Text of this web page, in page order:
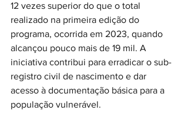
12 vezes superior do que o total
realizado na primeira edição do
programa, ocorrida em 2023, quando
alcançou pouco mais de 19 mil. A
iniciativa contribui para erradicar o sub-
registro civil de nascimento e dar
acesso à documentação básica para a
população vulnerável.